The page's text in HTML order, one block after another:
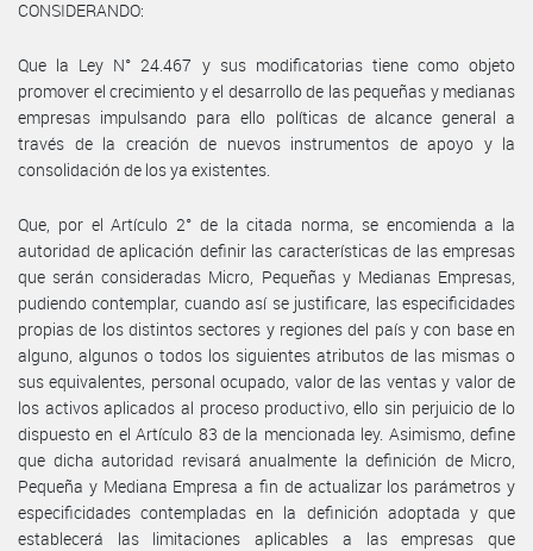
CONSIDERANDO:
Que la Ley N° 24.467 y sus modificatorias tiene como objeto
promover el crecimiento y el desarrollo de las pequeñas y medianas
empresas impulsando para ello políticas de alcance general a
través de la creación de nuevos instrumentos de apoyo y la
consolidación de los ya existentes.
Que, por el Artículo 2° de la citada norma, se encomienda a la
autoridad de aplicación definir las características de las empresas
que serán consideradas Micro, Pequeñas y Medianas Empresas,
pudiendo contemplar, cuando así se justificare, las especificidades
propias de los distintos sectores y regiones del país y con base en
alguno, algunos o todos los siguientes atributos de las mismas o
sus equivalentes, personal ocupado, valor de las ventas y valor de
los activos aplicados al proceso productivo, ello sin perjuicio de lo
dispuesto en el Artículo 83 de la mencionada ley. Asimismo, define
que dicha autoridad revisará anualmente la definición de Micro,
Pequeña y Mediana Empresa a fin de actualizar los parámetros y
especificidades contempladas en la definición adoptada y que
establecerá las limitaciones aplicables a las empresas que